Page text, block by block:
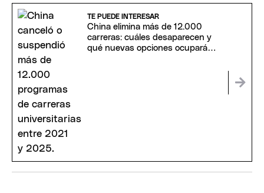
TE PUEDE INTERESAR
China elimina más de 12.000
carreras: cuáles desaparecen y
qué nuevas opciones ocuparán